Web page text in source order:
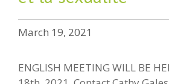
March 19, 2021
ENGLISH MEETING WILL BE